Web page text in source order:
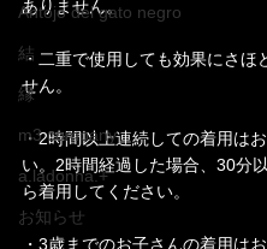
Antojo del gato negro
結
縁
m3 company
a.ladonna.+
お知らせ
ありません。
・二重で使用しても効果にさほ
せん。
・2時間以上連続しての着用は
い。2時間経過した場合、30分
ら着用してください。
・3歳までのお子さんの着用は